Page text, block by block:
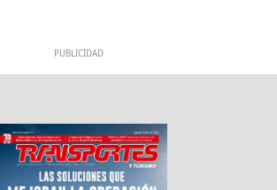
PUBLICIDAD